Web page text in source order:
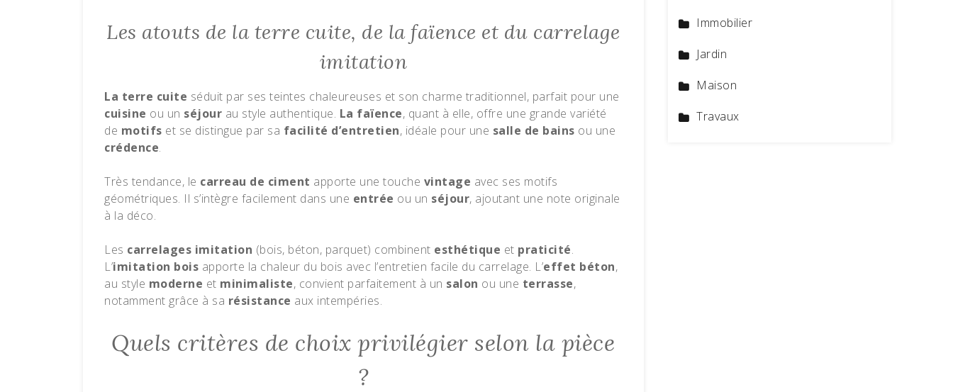
Les atouts de la terre cuite, de la faïence et du carrelage
imitation
La terre cuite séduit par ses teintes chaleureuses et son charme traditionnel, parfait pour une
cuisine ou un séjour au style authentique. La faïence, quant à elle, offre une grande variété
de motifs et se distingue par sa facilité d’entretien, idéale pour une salle de bains ou une
crédence.
Très tendance, le carreau de ciment apporte une touche vintage avec ses motifs
géométriques. Il s’intègre facilement dans une entrée ou un séjour, ajoutant une note originale
à la déco.
Les carrelages imitation (bois, béton, parquet) combinent esthétique et praticité.
L’imitation bois apporte la chaleur du bois avec l’entretien facile du carrelage. L’effet béton,
au style moderne et minimaliste, convient parfaitement à un salon ou une terrasse,
notamment grâce à sa résistance aux intempéries.
Quels critères de choix privilégier selon la pièce
?
Immobilier
Jardin
Maison
Travaux